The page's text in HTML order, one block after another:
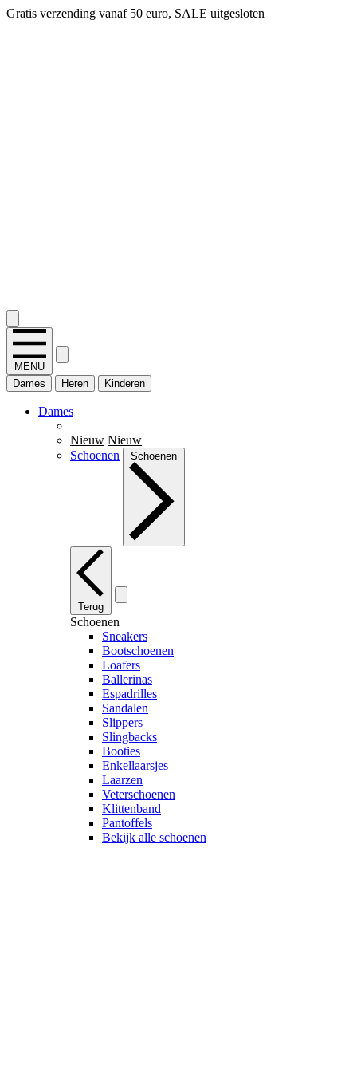
Gratis verzending vanaf 50 euro, SALE uitgesloten
MENU
Dames
Heren Kinderen
Dames
Nieuw Nieuw
Schoenen
Schoenen
Terug
Schoenen
Sneakers
Bootschoenen
Loafers
Ballerinas
Espadrilles
Sandalen
Slippers
Slingbacks
Booties
Enkellaarsjes
Laarzen
Veterschoenen
Klittenband
Pantoffels
Bekijk alle schoenen